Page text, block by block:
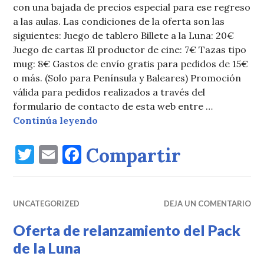
con una bajada de precios especial para ese regreso
a las aulas. Las condiciones de la oferta son las
siguientes: Juego de tablero Billete a la Luna: 20€
Juego de cartas El productor de cine: 7€ Tazas tipo
mug: 8€ Gastos de envío gratis para pedidos de 15€
o más. (Solo para Península y Baleares) Promoción
válida para pedidos realizados a través del
formulario de contacto de esta web entre …
Continúa leyendo
T
te
r
E
l
F
b
Compartir
UNCATEGORIZED DEJA UN COMENTARIO
Oferta de relanzamiento del Pack
de la Luna